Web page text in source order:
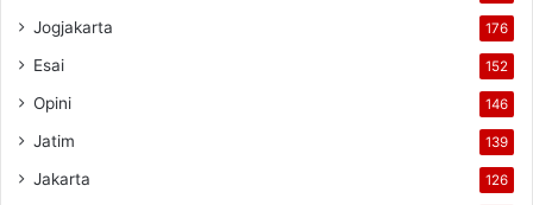
Jogjakarta 176
Esai 152
Opini 146
Jatim 139
Jakarta 126